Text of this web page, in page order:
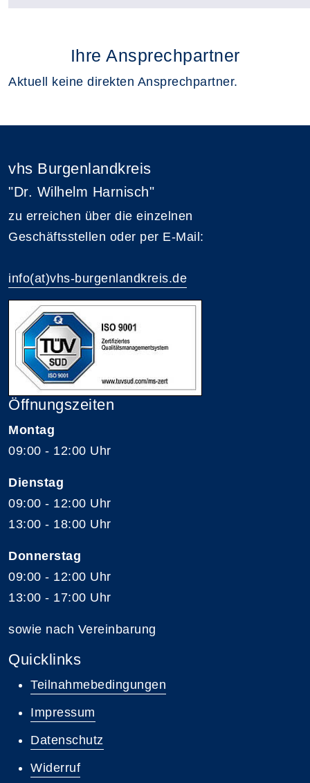
Ihre Ansprechpartner
Aktuell keine direkten Ansprechpartner.
vhs Burgenlandkreis
"Dr. Wilhelm Harnisch"
zu erreichen über die einzelnen
Geschäftsstellen oder per E-Mail:
info(at)vhs-burgenlandkreis.de
Öffnungszeiten
Montag
09:00 - 12:00 Uhr
Dienstag
09:00 - 12:00 Uhr
13:00 - 18:00 Uhr
Donnerstag
09:00 - 12:00 Uhr
13:00 - 17:00 Uhr
sowie nach Vereinbarung
Quicklinks
Teilnahmebedingungen
Impressum
Datenschutz
Widerruf